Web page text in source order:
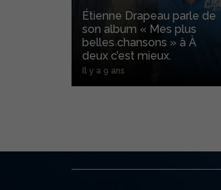
Étienne Drapeau parle de
son album « Mes plus
belles chansons » à À
deux c’est mieux.
Il y a 9 ans